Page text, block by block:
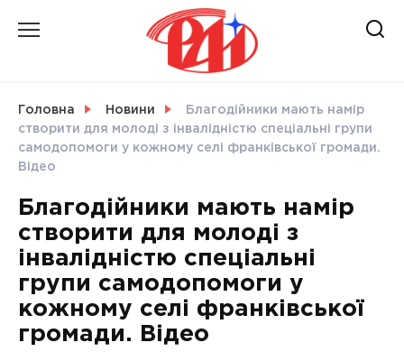
СВІТ
УКРАЇНА
Головна Новини
Благодійники мають намір
створити для молоді з інвалідністю спеціальні групи
самодопомоги у кожному селі франківської громади.
Відео
Благодійники мають намір
створити для молоді з
інвалідністю спеціальні
групи самодопомоги у
кожному селі франківської
громади. Відео